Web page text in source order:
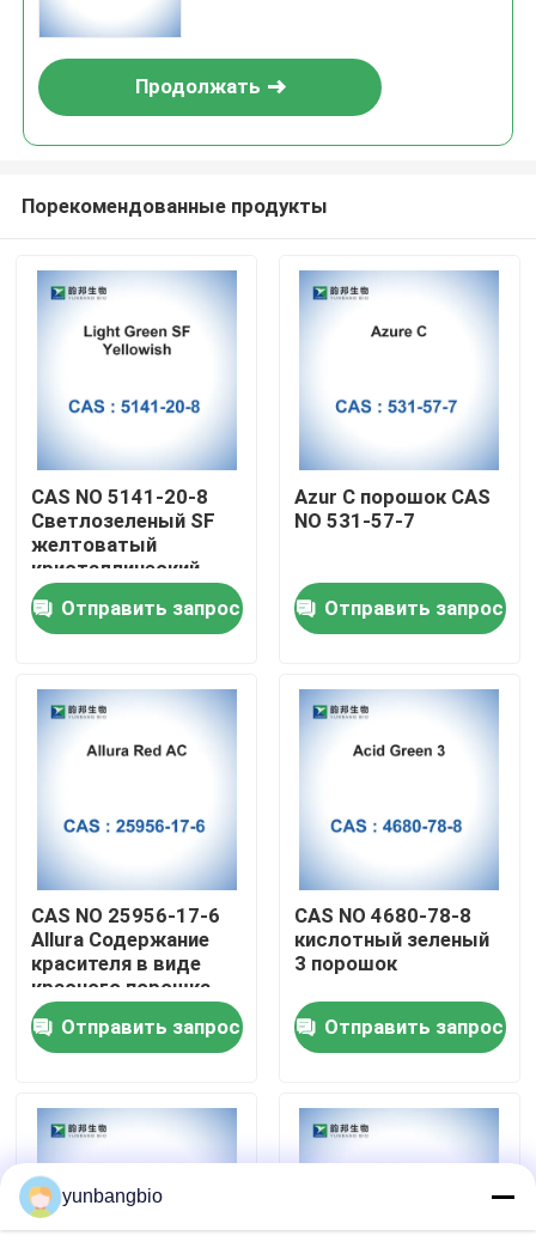
Дом
Продукты
О нас
Свяжитесь мы
Новости
биологические буфера
Продолжать
Порекомендованные продукты
CAS NO 5141-20-8
Светлозеленый SF
желтоватый
кристаллический
порошок
Отправить запрос
Azur C порошок CAS
NO 531-57-7
Отправить запрос
CAS NO 25956-17-6
Allura Содержание
красителя в виде
красного порошка
AC 80%
Отправить запрос
CAS NO 4680-78-8
кислотный зеленый
3 порошок
Отправить запрос
yunbangbio